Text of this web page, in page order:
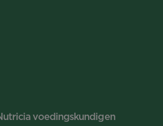
voedingskundigen